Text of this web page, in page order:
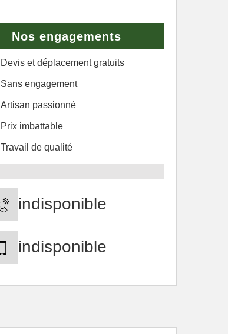
Nos engagements
Devis et déplacement gratuits
Sans engagement
Artisan passionné
Prix imbattable
Travail de qualité
indisponible
indisponible